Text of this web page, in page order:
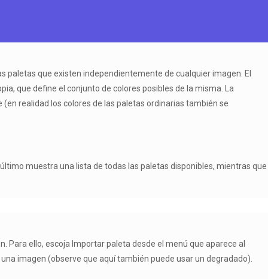
paletas que existen independientemente de cualquier imagen. El
que define el conjunto de colores posibles de la misma. La
realidad los colores de las paletas ordinarias también se
muestra una lista de todas las paletas disponibles, mientras que
Para ello, escoja Importar paleta desde el menú que aparece al
imagen (observe que aquí también puede usar un degradado).